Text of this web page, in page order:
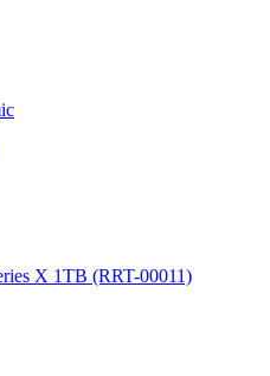
X 1TB (RRT-00011)